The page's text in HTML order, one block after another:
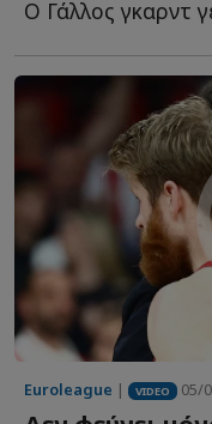
Euroleague | VIDEO 05/